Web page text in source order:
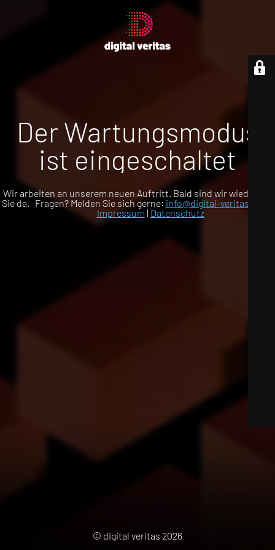
Der Wartungsmodus
ist eingeschaltet
Wir arbeiten an unserem neuen Auftritt. Bald sind wir wieder für
Sie da. Fragen? Melden Sie sich gerne: info@digital-veritas.com
Impressum | Datenschutz
© digital veritas 2026